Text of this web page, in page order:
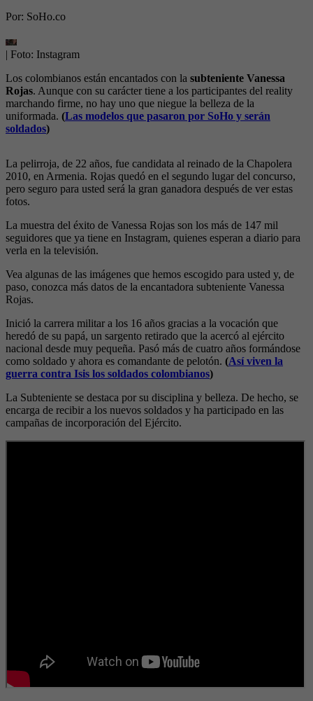
Por: SoHo.co
| Foto: Instagram
Los colombianos están encantados con la subteniente Vanessa
Rojas. Aunque con su carácter tiene a los participantes del reality
marchando firme, no hay uno que niegue la belleza de la
uniformada. (Las modelos que pasaron por SoHo y serán
soldados)
La pelirroja, de 22 años, fue candidata al reinado de la Chapolera
2010, en Armenia. Rojas quedó en el segundo lugar del concurso,
pero seguro para usted será la gran ganadora después de ver estas
fotos.
La muestra del éxito de Vanessa Rojas son los más de 147 mil
seguidores que ya tiene en Instagram, quienes esperan a diario para
verla en la televisión.
Vea algunas de las imágenes que hemos escogido para usted y, de
paso, conozca más datos de la encantadora subteniente Vanessa
Rojas.
Inició la carrera militar a los 16 años gracias a la vocación que
heredó de su papá, un sargento retirado que la acercó al ejército
nacional desde muy pequeña. Pasó más de cuatro años formándose
como soldado y ahora es comandante de pelotón. (Así viven la
guerra contra Isis los soldados colombianos)
La Subteniente se destaca por su disciplina y belleza. De hecho, se
encarga de recibir a los nuevos soldados y ha participado en las
campañas de incorporación del Ejército.